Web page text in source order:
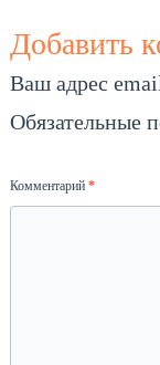
Добавить
Ваш адрес
Обязательные
Комментарий*